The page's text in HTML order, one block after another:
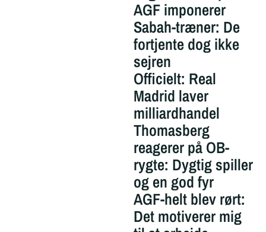
AGF imponerer
Sabah-træner: De
fortjente dog ikke
sejren
Officielt: Real
Madrid laver
milliardhandel
Thomasberg
reagerer på OB-
rygte: Dygtig spiller
og en god fyr
AGF-helt blev rørt:
Det motiverer mig